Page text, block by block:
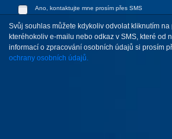
Ano, kontaktujte mne prosím přes SMS
Svůj souhlas můžete kdykoliv odvolat kliknutím
kteréhokoliv e-mailu nebo odkaz v SMS, které od
informací o zpracování osobních údajů si prosím
ochrany osobních údajů.